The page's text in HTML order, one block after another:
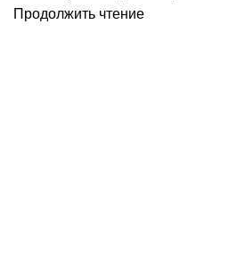
Продолжить чтение